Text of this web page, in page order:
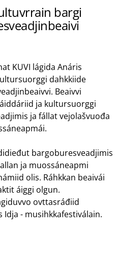
bargi
KUVI lágida Anáris
dahkkiide
Beaivvi
ja kultursuorggi
ja fállat vejolašvuođa
bargoburesveadjimis
ja muossáneapmi
olis. Ráhkkan beaivái
áiggi olgun.
ovttasráđiid
Idja - musihkkafestiválain.